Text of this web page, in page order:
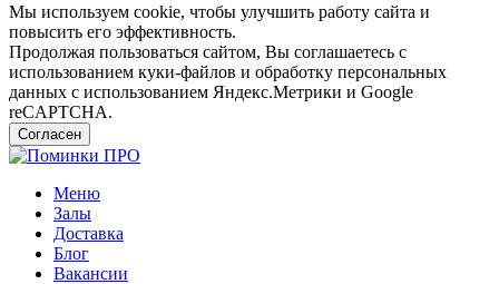
Мы используем cookie, чтобы улучшить работу сайта и
повысить его эффективность.
Продолжая пользоваться сайтом, Вы соглашаетесь с
использованием куки-файлов и обработку персональных
данных с использованием Яндекс.Метрики и Google
reCAPTCHA.
Согласен
Меню
Залы
Доставка
Блог
Вакансии